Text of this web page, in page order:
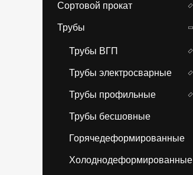
Сортовой прокат
Трубы
Трубы ВГП
Трубы электросварные
Трубы профильные
Трубы бесшовные
Горячедеформированные
Холоднодеформированные